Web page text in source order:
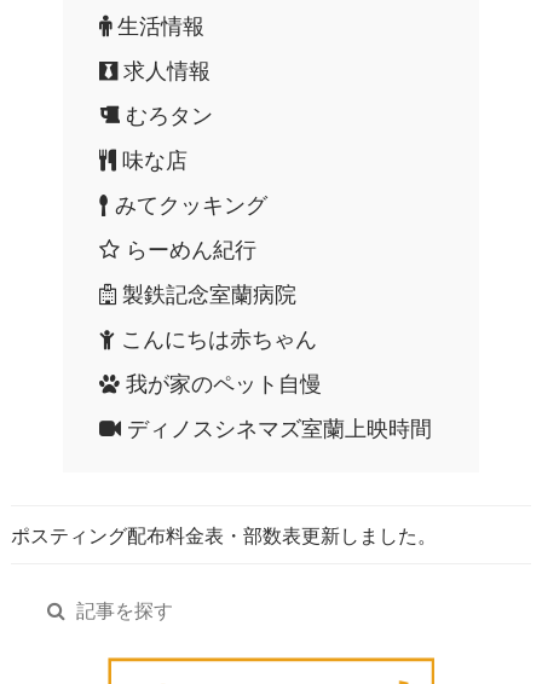
生活情報
求人情報
むろタン
味な店
みてクッキング
らーめん紀行
製鉄記念室蘭病院
こんにちは赤ちゃん
我が家のペット自慢
ディノスシネマズ室蘭上映時間
ポスティング配布料金表・部数表更新しました。
記事を探す